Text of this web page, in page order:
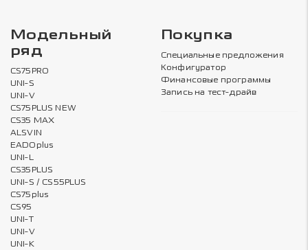
Модельный
ряд
CS75PRO
UNI-S
UNI-V
CS75PLUS NEW
CS35 MAX
ALSVIN
EADOplus
UNI-L
CS35PLUS
UNI-S / CS55PLUS
CS75plus
CS95
UNI-T
UNI-V
UNI-K
Покупка
Специальные предложения
Конфигуратор
Финансовые программы
Запись на тест-драйв